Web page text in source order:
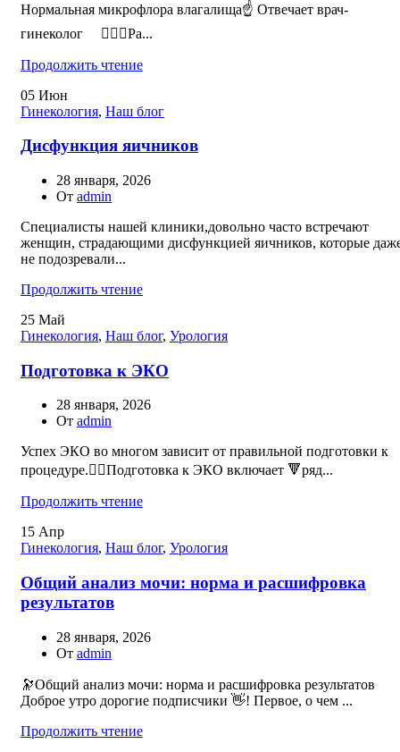
Нормальная микрофлора влагалища☝️ Отвечает врач-
гинеколог ⠀ 👩🏻‍⚕️Ра...
Продолжить чтение
05 Июн
Гинекология, Наш блог
Дисфункция яичников
28 января, 2026
От admin
Специалисты нашей клиники,довольно часто встречают
женщин, страдающими дисфункцией яичников, которые
не подозревали...
Продолжить чтение
25 Май
Гинекология, Наш блог, Урология
Подготовка к ЭКО
28 января, 2026
От admin
Успех ЭКО во многом зависит от правильной подготовки к
процедуре.☝🏻Подготовка к ЭКО включает 🔻ряд...
Продолжить чтение
15 Апр
Гинекология, Наш блог, Урология
Общий анализ мочи: норма и расшифровка
результатов
28 января, 2026
От admin
🔭Общий анализ мочи: норма и расшифровка результатов ⠀
Доброе утро дорогие подписчики 👋! Первое, о чем ...
Продолжить чтение